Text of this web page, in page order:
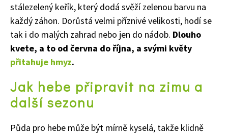
stálezelený keřík, který dodá svěží zelenou barvu na
každý záhon. Dorůstá velmi příznivé velikosti, hodí se
tak i do malých zahrad nebo jen do nádob. Dlouho
kvete, a to od června do října, a svými květy
přitahuje hmyz.
Jak hebe připravit na zimu a
další sezonu
Půda pro hebe může být mírně kyselá, takže klidně